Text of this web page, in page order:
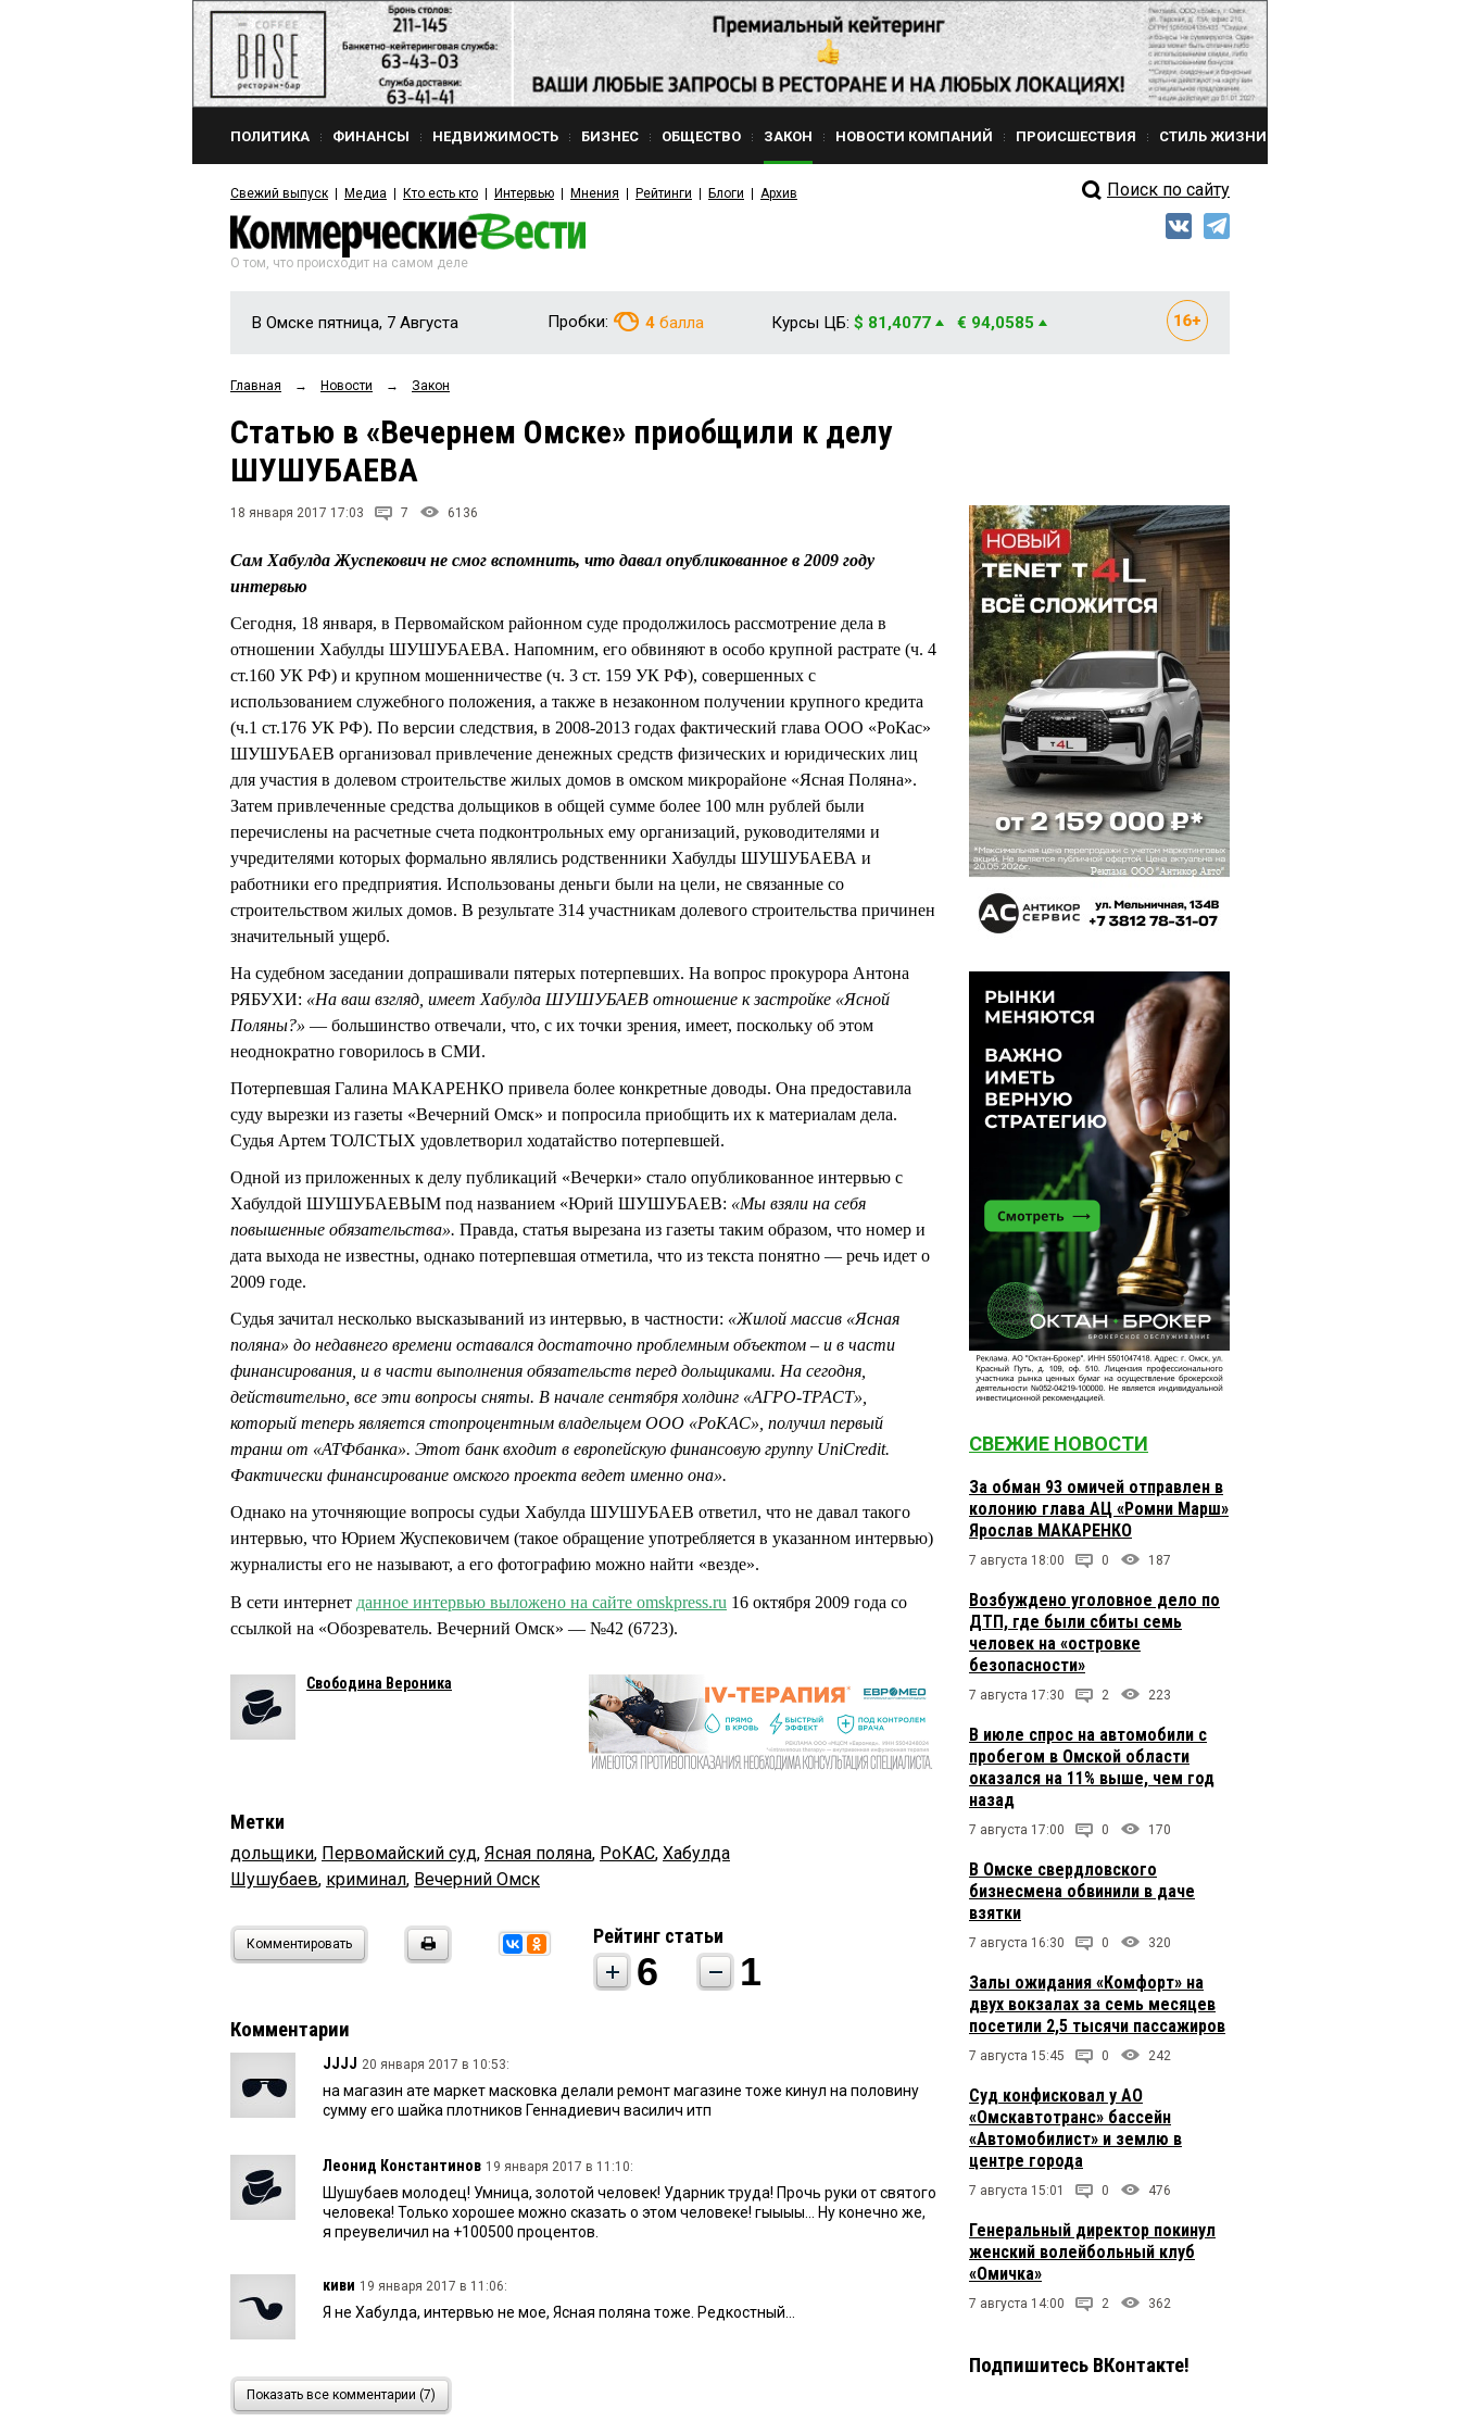
ПОЛИТИКА ФИНАНСЫ НЕДВИЖИМОСТЬ БИЗНЕС ОБЩЕСТВО ЗАКОН НОВОСТИ КОМПАНИЙ ПРОИСШЕСТВИЯ СТИЛЬ ЖИЗНИ
Свежий выпуск Медиа Кто есть кто Интервью Мнения Рейтинги Блоги Архив Поиск по сайту
О том, что происходит на самом деле
В Омске пятница, 7 Августа Пробки: 4 балла Курсы ЦБ: $ 81,4077 € 94,0585
Главная → Новости → Закон
Статью в «Вечернем Омске» приобщили к делу
ШУШУБАЕВА
18 января 2017 17:03 7 6136
Сам Хабулда Жуспекович не смог вспомнить, что давал опубликованное в 2009 году
интервью
Сегодня, 18 января, в Первомайском районном суде продолжилось рассмотрение дела в
отношении Хабулды ШУШУБАЕВА. Напомним, его обвиняют в особо крупной растрате (ч. 4
ст.160 УК РФ) и крупном мошенничестве (ч. 3 ст. 159 УК РФ), совершенных с
использованием служебного положения, а также в незаконном получении крупного кредита
(ч.1 ст.176 УК РФ). По версии следствия, в 2008-2013 годах фактический глава ООО «РоКас»
ШУШУБАЕВ организовал привлечение денежных средств физических и юридических лиц
для участия в долевом строительстве жилых домов в омском микрорайоне «Ясная Поляна».
Затем привлеченные средства дольщиков в общей сумме более 100 млн рублей были
перечислены на расчетные счета подконтрольных ему организаций, руководителями и
учредителями которых формально являлись родственники Хабулды ШУШУБАЕВА и
работники его предприятия. Использованы деньги были на цели, не связанные со
строительством жилых домов. В результате 314 участникам долевого строительства причинен
значительный ущерб.
На судебном заседании допрашивали пятерых потерпевших. На вопрос прокурора Антона
РЯБУХИ: «На ваш взгляд, имеет Хабулда ШУШУБАЕВ отношение к застройке «Ясной
Поляны?» — большинство отвечали, что, с их точки зрения, имеет, поскольку об этом
неоднократно говорилось в СМИ.
Потерпевшая Галина МАКАРЕНКО привела более конкретные доводы. Она предоставила
суду вырезки из газеты «Вечерний Омск» и попросила приобщить их к материалам дела.
Судья Артем ТОЛСТЫХ удовлетворил ходатайство потерпевшей.
Одной из приложенных к делу публикаций «Вечерки» стало опубликованное интервью с
Хабулдой ШУШУБАЕВЫМ под названием «Юрий ШУШУБАЕВ: «Мы взяли на себя
повышенные обязательства». Правда, статья вырезана из газеты таким образом, что номер и
дата выхода не известны, однако потерпевшая отметила, что из текста понятно — речь идет о
2009 годе.
Судья зачитал несколько высказываний из интервью, в частности: «Жилой массив «Ясная
поляна» до недавнего времени оставался достаточно проблемным объектом – и в части
финансирования, и в части выполнения обязательств перед дольщиками. На сегодня,
действительно, все эти вопросы сняты. В начале сентября холдинг «АГРО-ТРАСТ»,
который теперь является стопроцентным владельцем ООО «РоКАС», получил первый
транш от «АТФбанка». Этот банк входит в европейскую финансовую группу UniCredit.
Фактически финансирование омского проекта ведет именно она».
Однако на уточняющие вопросы судьи Хабулда ШУШУБАЕВ ответил, что не давал такого
интервью, что Юрием Жуспековичем (такое обращение употребляется в указанном интервью)
журналисты его не называют, а его фотографию можно найти «везде».
В сети интернет данное интервью выложено на сайте omskpress.ru 16 октября 2009 года со
ссылкой на «Обозреватель. Вечерний Омск» — №42 (6723).
Свободина Вероника
Метки
дольщики, Первомайский суд, Ясная поляна, РоКАС, Хабулда
Шушубаев, криминал, Вечерний Омск
Комментировать Рейтинг статьи
6 1
Комментарии
JJJJ 20 января 2017 в 10:53:
на магазин ате маркет масковка делали ремонт магазине тоже кинул на половину
сумму его шайка плотников Геннадиевич василич итп
Леонид Константинов 19 января 2017 в 11:10:
Шушубаев молодец! Умница, золотой человек! Ударник труда! Прочь руки от святого
человека! Только хорошее можно сказать о этом человеке! гыыыы... Ну конечно же,
я преувеличил на +100500 процентов.
киви 19 января 2017 в 11:06:
Я не Хабулда, интервью не мое, Ясная поляна тоже. Редкостный...
Оооооо 18 января 2017 в 22:54:
Это он связано с ясной польяной и его брат Алексей я 10 лет сними работал в итоге
Показать все комментарии (7)
СВЕЖИЕ НОВОСТИ
За обман 93 омичей отправлен в
колонию глава АЦ «Ромни Марш»
Ярослав МАКАРЕНКО
7 августа 18:00 0 187
Возбуждено уголовное дело по
ДТП, где были сбиты семь
человек на «островке
безопасности»
7 августа 17:30 2 223
В июле спрос на автомобили с
пробегом в Омской области
оказался на 11% выше, чем год
назад
7 августа 17:00 0 170
В Омске свердловского
бизнесмена обвинили в даче
взятки
7 августа 16:30 0 320
Залы ожидания «Комфорт» на
двух вокзалах за семь месяцев
посетили 2,5 тысячи пассажиров
7 августа 15:45 0 242
Суд конфисковал у АО
«Омскавтотранс» бассейн
«Автомобилист» и землю в
центре города
7 августа 15:01 0 476
Генеральный директор покинул
женский волейбольный клуб
«Омичка»
7 августа 14:00 2 362
Подпишитесь ВКонтакте!